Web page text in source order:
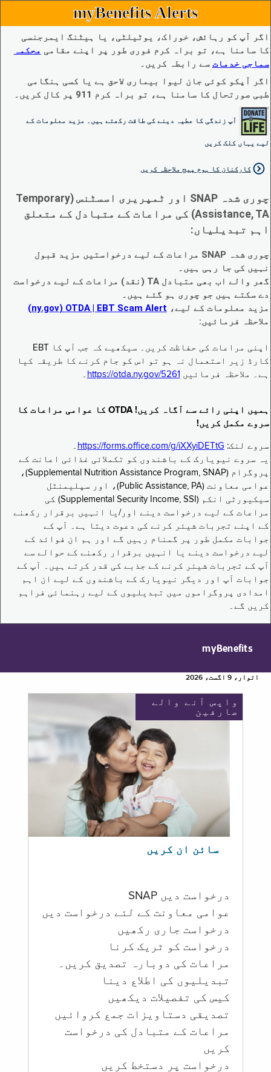
myBenefits Alerts
اگر آپ کو رہائش، خوراک، یوٹیلٹی، یا ہیٹنگ ایمرجنسی
کا سامنا ہے، تو براہ کرم فوری طور پر اپنے مقامی محکمہ
سماجی خدمات سے رابطہ کریں۔
اگر آپکو کوئی جان لیوا بیماری لاحق ہے یا کسی ہنگامی
طبی صورتحال کا سامنا ہے، تو براہ کرم 911 پر کال کریں۔
آپ زندگی کا عطیہ دینے کی طاقت رکھتے ہیں۔ مزید معلومات کے
لیے یہاں کلک کریں
کارکنان کا ہوم پیج ملاحظہ کریں
چوری شدہ SNAP اور ٹمپریری اسسٹنس (Temporary
Assistance, TA) کی مراعات کے متبادل کے متعلق
اہم تبدیلیاں:
چوری شدہ SNAP مراعات کے لیے درخواستیں مزید قبول
نہیں کی جا رہی ہیں۔
گھر والے اب بھی متبادل TA (نقد) مراعات کے لیے درخواست
دے سکتے ہیں جو چوری ہو گئے ہیں۔
مزید معلومات کے لیے، EBT Scam Alert ‏| OTDA ‏(ny.gov)
ملاحظہ فرمائیں:
اپنی مراعات کی حفاظت کریں۔ سیکھیے کہ جب آپ کا EBT
کارڈ زیر استعمال نہ ہو تو اس کو جام کرنے کا طریقہ کیا
ہے۔ ملاحظہ فرمائیں https://otda.ny.gov/5261 ۔
ہمیں اپنی رائے سے آگاہ کریں! OTDA کا عوامی مراعات کا
سروے مکمل کریں!
سروے لنک: https://forms.office.com/g/iXXyiDETtG ۔
یہ سروے نیویارک کے باشندوں کو تکملائی غذائی اعانت کے
پروگرام (Supplemental Nutrition Assistance Program, SNAP)،
عوامی معاونت (Public Assistance, PA)، اور سپلیمنٹل
سیکیورٹی انکم (Supplemental Security Income, SSI) کی
مراعات کے لیے درخواست دینے اور/یا انہیں برقرار رکھنے
کے اپنے تجربات شیئر کرنے کی دعوت دیتا ہے۔ آپ کے
جوابات مکمل طور پر گمنام رہیں گے اور ہم ان فوائد کے
لیے درخواست دینے یا انہیں برقرار رکھنے کے حوالے سے
آپ کے تجربات شیئر کرنے کے جذبے کی قدر کرتے ہیں۔ آپ کے
جوابات آپ اور دیگر نیویارک کے باشندوں کے لیے ان اہم
امدادی پروگراموں میں تبدیلیوں کے لیے رہنمائی فراہم
کریں گے۔
myBenefits
اتوار، 9 اگست، 2026
واپس آنے والے
صارفین
سائن ان کریں
درخواست دیں SNAP
عوامی معاونت کے لئے درخواست دیں
درخواست جاری رکھیں
درخواست کو ٹریک کرنا
مراعات کی دوبارہ تصدیق کریں۔
تبدیلیوں کی اطلاع دینا
کیس کی تفصیلات دیکھیں
تصدیقی دستاویزات جمع کروائیں
مراعات کے متبادل کی درخواست
کریں
درخواست پر دستخط کریں